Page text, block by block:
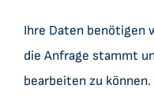
Ihre Daten benötigen
die Anfrage stammt
bearbeiten zu können.